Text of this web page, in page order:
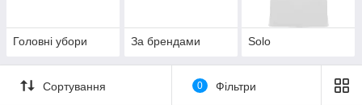
Головні убори За брендами Solo
Сортування 0 Фільтри